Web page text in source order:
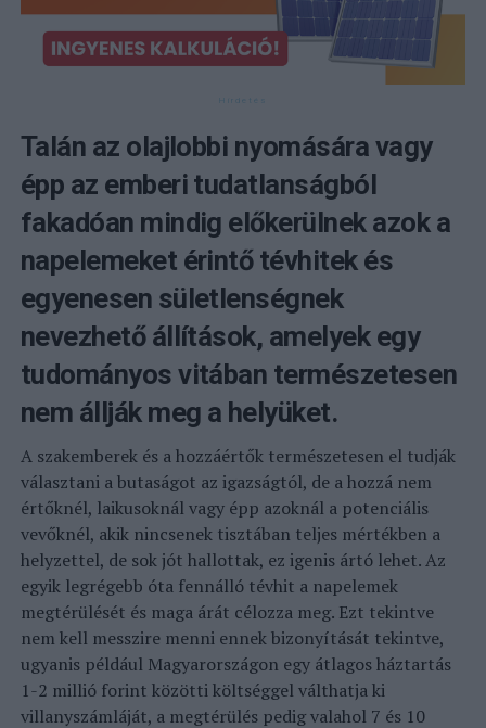
Talán az olajlobbi nyomására vagy
épp az emberi tudatlanságból
fakadóan mindig előkerülnek azok a
napelemeket érintő tévhitek és
egyenesen sületlenségnek
nevezhető állítások, amelyek egy
tudományos vitában természetesen
nem állják meg a helyüket.
A szakemberek és a hozzáértők természetesen el tudják
választani a butaságot az igazságtól, de a hozzá nem
értőknél, laikusoknál vagy épp azoknál a potenciális
vevőknél, akik nincsenek tisztában teljes mértékben a
helyzettel, de sok jót hallottak, ez igenis ártó lehet. Az
egyik legrégebb óta fennálló tévhit a napelemek
megtérülését és maga árát célozza meg. Ezt tekintve
nem kell messzire menni ennek bizonyítását tekintve,
ugyanis például Magyarországon egy átlagos háztartás
1-2 millió forint közötti költséggel válthatja ki
villanyszámláját, a megtérülés pedig valahol 7 és 10